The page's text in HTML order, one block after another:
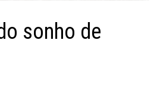
sonho de